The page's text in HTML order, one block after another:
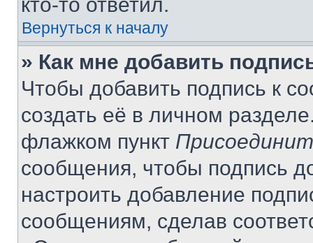
Вернуться к началу
» Как мне добавить
Чтобы добавить подпись к
создать её в личном
флажком пункт
сообщения, чтобы подпись
настроить добавление
сообщениям, сделав